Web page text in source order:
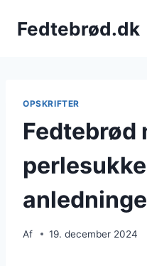
Fedtebrød.dk
OPSKRIFTER
Fedtebrød
Af 19. december 2024